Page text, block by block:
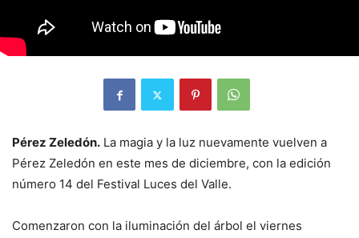
Pérez Zeledón. La magia y la luz nuevamente vuelven a
Pérez Zeledón en este mes de diciembre, con la edición
número 14 del Festival Luces del Valle.
Comenzaron con la iluminación del árbol el viernes